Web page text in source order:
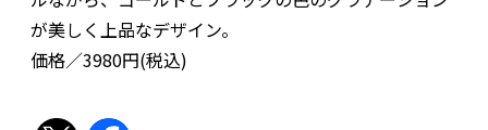
が美しく上品なデザイン。
価格／3980円(税込)